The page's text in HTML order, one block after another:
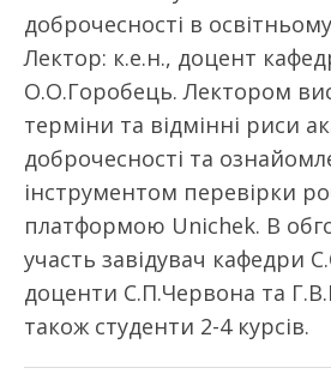
доброчесності в
Лектор: к.е.н., доцент
О.О.Горобець. Лектором
терміни та відмінні риси
доброчесності та
інструментом перевірки
платформою Unichek. В
участь завідувач кафедри
доценти С.П.Червона та
також студенти 2-4 курсів.